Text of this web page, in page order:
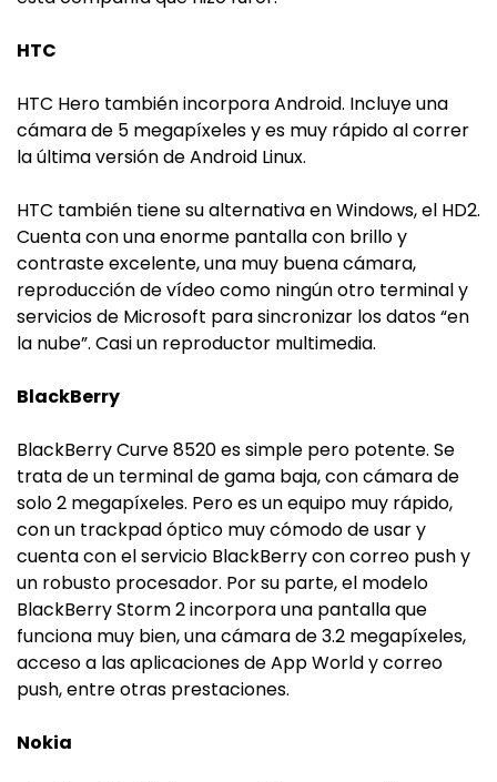
HTC
HTC Hero también incorpora Android. Incluye una
cámara de 5 megapíxeles y es muy rápido al correr
la última versión de Android Linux.
HTC también tiene su alternativa en Windows, el HD2.
Cuenta con una enorme pantalla con brillo y
contraste excelente, una muy buena cámara,
reproducción de vídeo como ningún otro terminal y
servicios de Microsoft para sincronizar los datos “en
la nube”. Casi un reproductor multimedia.
BlackBerry
BlackBerry Curve 8520 es simple pero potente. Se
trata de un terminal de gama baja, con cámara de
solo 2 megapíxeles. Pero es un equipo muy rápido,
con un trackpad óptico muy cómodo de usar y
cuenta con el servicio BlackBerry con correo push y
un robusto procesador. Por su parte, el modelo
BlackBerry Storm 2 incorpora una pantalla que
funciona muy bien, una cámara de 3.2 megapíxeles,
acceso a las aplicaciones de App World y correo
push, entre otras prestaciones.
Nokia